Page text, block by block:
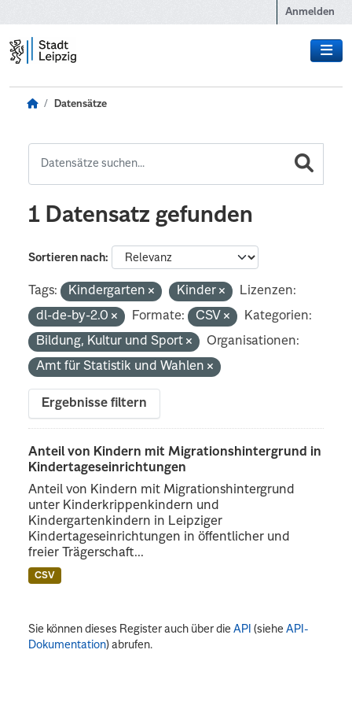
Anmelden
Datensätze
1 Datensatz gefunden
Sortieren nach
Tags: Kindergarten Kinder
Lizenzen:
dl-de-by-2.0
Formate: CSV
Kategorien:
Bildung, Kultur und Sport
Organisationen:
Amt für Statistik und Wahlen
Ergebnisse filtern
Anteil von Kindern mit Migrationshintergrund in
Kindertageseinrichtungen
Anteil von Kindern mit Migrationshintergrund
unter Kinderkrippenkindern und
Kindergartenkindern in Leipziger
Kindertageseinrichtungen in öffentlicher und
freier Trägerschaft...
CSV
Sie können dieses Register auch über dieAPI (sieheAPI-
Dokumentation) abrufen.